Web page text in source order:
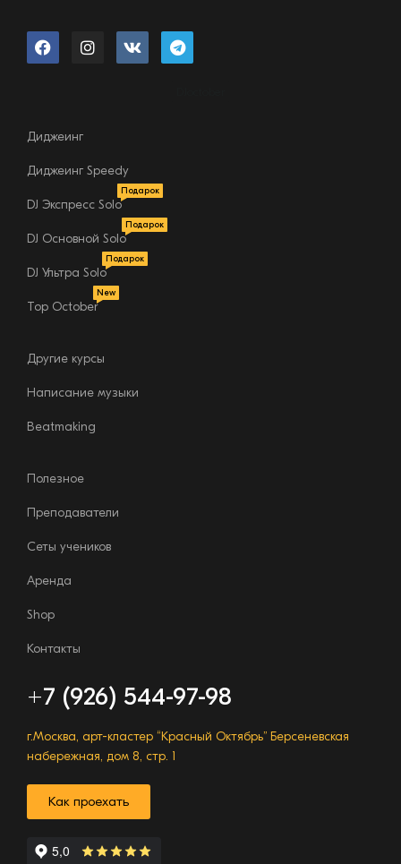
Диджеинг
Диджеинг Speedy
DJ Экспресс Solo
Подарок
DJ Основной Solo
Подарок
DJ Ультра Solo
Подарок
Top October
New
Другие курсы
Написание музыки
Beatmaking
Полезное
Преподаватели
Сеты учеников
Аренда
Shop
Контакты
+7 (926) 544-97-98
г.Москва, арт-кластер “Красный Октябрь” Берсеневская
набережная, дом 8, стр. 1
Как проехать